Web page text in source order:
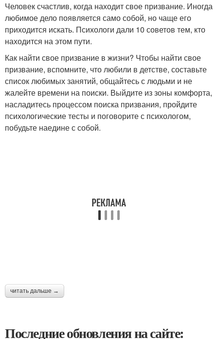
Человек счастлив, когда находит свое призвание. Иногда
любимое дело появляется само собой, но чаще его
приходится искать. Психологи дали 10 советов тем, кто
находится на этом пути.
Как найти свое призвание в жизни? Чтобы найти свое
призвание, вспомните, что любили в детстве, составьте
список любимых занятий, общайтесь с людьми и не
жалейте времени на поиски. Выйдите из зоны комфорта,
насладитесь процессом поиска призвания, пройдите
психологические тесты и поговорите с психологом,
побудьте наедине с собой.
читать дальше →
Последние обновления на сайте: